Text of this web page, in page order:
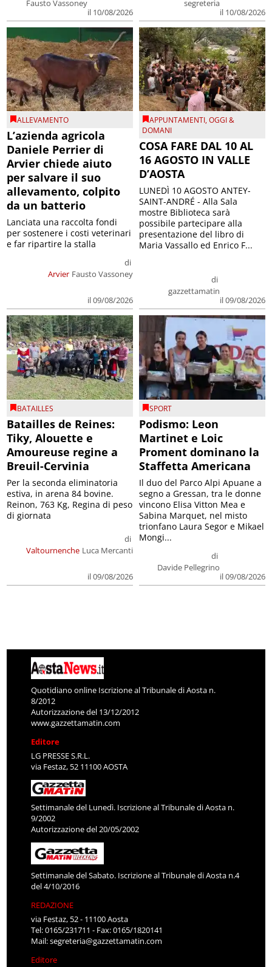
Fausto Vassoney
il 10/08/2026
segreteria
il 10/08/2026
ALLEVAMENTO
L’azienda agricola
Daniele Perrier di
Arvier chiede aiuto
per salvare il suo
allevamento, colpito
da un batterio
Arvier
di
Fausto Vassoney
il 09/08/2026
Lanciata una raccolta fondi
per sostenere i costi veterinari
e far ripartire la stalla
APPUNTAMENTI,OGGI &
DOMANI
COSA FARE DAL 10 AL
16 AGOSTO IN VALLE
D’AOSTA
di
gazzettamatin
il 09/08/2026
LUNEDÌ 10 AGOSTO ANTEY-
SAINT-ANDRÉ - Alla Sala
mostre Biblioteca sarà
possibile partecipare alla
presentazione del libro di
Maria Vassallo ed Enrico F...
BATAILLES
Batailles de Reines:
Tiky, Alouette e
Amoureuse regine a
Breuil-Cervinia
Valtournenche
di
Luca Mercanti
il 09/08/2026
Per la seconda eliminatoria
estiva, in arena 84 bovine.
Reinon, 763 Kg, Regina di peso
di giornata
SPORT
Podismo: Leon
Martinet e Loic
Proment dominano la
Staffetta Americana
di
Davide Pellegrino
il 09/08/2026
Il duo del Parco Alpi Apuane a
segno a Gressan, tra le donne
vincono Elisa Vitton Mea e
Sabina Marquet, nel misto
trionfano Laura Segor e Mikael
Mongi...
Quotidiano online Iscrizione al Tribunale di Aosta n.
8/2012
Autorizzazione del 13/12/2012
www.gazzettamatin.com
Editore
LG PRESSE S.R.L.
via Festaz, 52 11100 AOSTA
Settimanale del Lunedì. Iscrizione al Tribunale di Aosta n.
9/2002
Autorizzazione del 20/05/2002
Settimanale del Sabato. Iscrizione al Tribunale di Aosta n.4
del 4/10/2016
REDAZIONE
via Festaz, 52 - 11100 Aosta
Tel: 0165/231711 - Fax: 0165/1820141
Mail:segreteria@gazzettamatin.com
Editore